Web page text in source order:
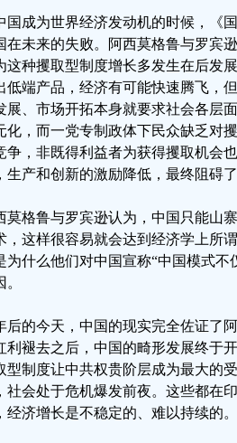
国成为世界经济发动机的时候，《
在未来的失败。阿西莫格鲁与罗宾
这种攫取型制度增长多发生在后发
低端产品，经济有可能快速腾飞，
展、市场开拓本身就要求社会各层
化，而一党专制政体下民众缺乏对
争，非既得利益者为获得攫取机会
生产和创新的激励降低，最终阻碍
莫格鲁与罗宾逊认为，中国只能山
，这样很容易就会达到经济学上所
为什么他们对中国宣称“中国模式
后的今天，中国的现实完全佐证了
利褪去之后，中国的畸形发展终于
型制度让中共权贵阶层成为最大的
社会处于危机爆发前夜。这些都在
经济增长是不稳定的、难以持续的。